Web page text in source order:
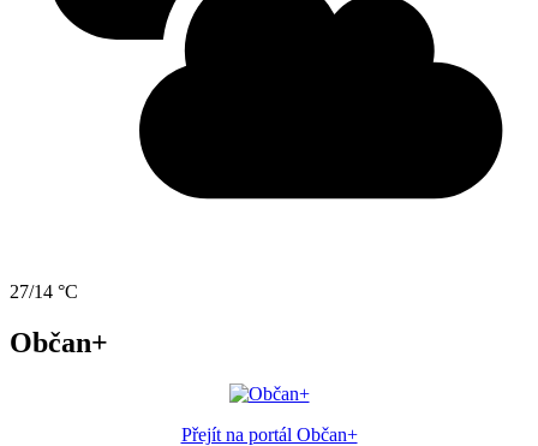
27/14 °C
Občan+
Přejít na portál Občan+